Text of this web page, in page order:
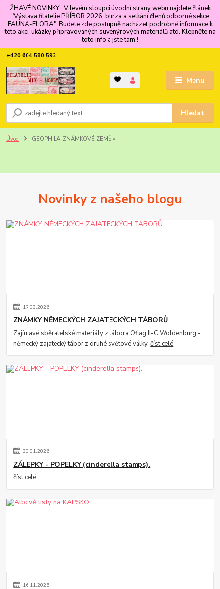
ŽHAVÉ NOVINKY : V levém sloupci úvodní strany webu najdete článek
"Výstava filatelie PŘÍBOR 2026, burza a setkání členů odborné sekce
FAUNA-FLORA". Budete zde postupně nacházet podrobné informace k
této akci, ukázky připravovaných suvenýrových materiálů atd. Klepněte na
toto info a jste tam !
Menu
Hledat
+420 604 580 592
Úvod GEOPHILA-ZNÁMKOVÉ ZEMĚ »
Novinky z našeho blogu
17.03.2026
ZNÁMKY NĚMECKÝCH ZAJATECKÝCH TÁBORŮ
Zajímavé sběratelské materiály z tábora Oflag II-C Woldenburg -
německý zajatecký tábor z druhé světové války.číst celé
30.01.2026
ZÁLEPKY - POPELKY (cinderella stamps).
číst celé
16.11.2025